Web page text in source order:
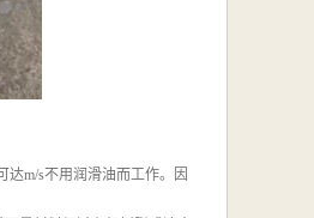
m/s不用润滑油而工作。因